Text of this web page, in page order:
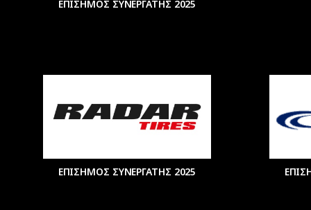
ΕΠΙΣΗΜΟΣ ΣΥΝΕΡΓΑΤΗΣ 2025
ΕΠΙΣΗΜΟΣ ΣΥΝΕΡΓΑΤΗΣ 2025